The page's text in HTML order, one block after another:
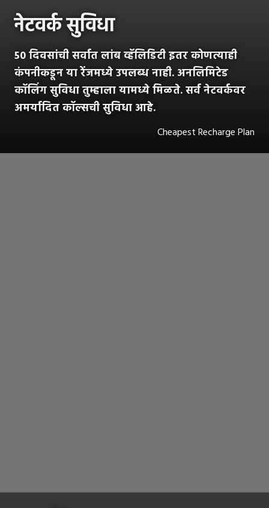
नेटवर्क सुविधा
50 दिवसांची सर्वात लांब व्हॅलिडिटी इतर कोणत्याही
कंपनीकडून या रेंजमध्ये उपलब्ध नाही. अनलिमिटेड
कॉलिंग सुविधा तुम्हाला यामध्ये मिळते. सर्व नेटवर्कवर
अमर्यादित कॉल्सची सुविधा आहे.
Cheapest Recharge Plan